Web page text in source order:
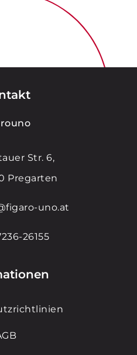
Str. 6,
Pregarten
uno.at
26155